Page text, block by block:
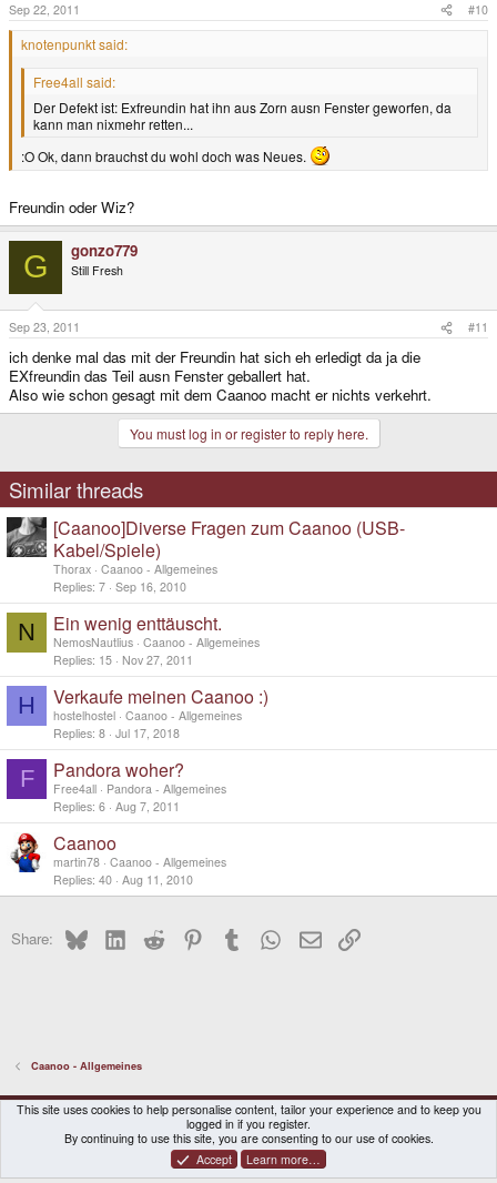
Sep 22, 2011 #10
knotenpunkt said:
Free4all said:
Der Defekt ist: Exfreundin hat ihn aus Zorn ausn Fenster geworfen, da
kann man nixmehr retten...
:O Ok, dann brauchst du wohl doch was Neues.
Freundin oder Wiz?
G gonzo779
Still Fresh
Sep 23, 2011 #11
ich denke mal das mit der Freundin hat sich eh erledigt da ja die
EXfreundin das Teil ausn Fenster geballert hat.
Also wie schon gesagt mit dem Caanoo macht er nichts verkehrt.
You must log in or register to reply here.
Similar threads
[Caanoo]Diverse Fragen zum Caanoo (USB-
Kabel/Spiele)
Thorax Caanoo - Allgemeines
Replies 7 Sep 16, 2010
N Ein wenig enttäuscht.
NemosNautlius Caanoo - Allgemeines
Replies 15 Nov 27, 2011
H Verkaufe meinen Caanoo :)
hostelhostel Caanoo - Allgemeines
Replies 8 Jul 17, 2018
F Pandora woher?
Free4all
Pandora - Allgemeines
Replies 6 Aug 7, 2011
Caanoo
martin78 Caanoo - Allgemeines
Replies 40 Aug 11, 2010
Share: BlueskyLinkedInReddit PinterestTumblr WhatsApp
EmailLink
Caanoo - Allgemeines
DragonBox Pyra
English (US)
Contact us
Terms and rules Privacy policy Help Home
® © 2010-2026 XenForo Ltd.|Certain add-on by SyTry.
This site uses cookies to help personalise content, tailor your experience and to keep you
logged in if you register.
By continuing to use this site, you are consenting to our use of cookies.
Accept
Learn more…